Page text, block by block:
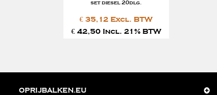
set diesel 20dlg.
€ 35,12 Excl. BTW
€ 42,50 Incl. 21% BTW
OPRIJBALKEN.EU